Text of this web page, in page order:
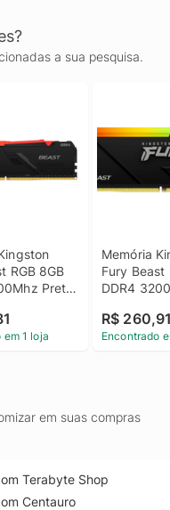
a sua pesquisa.
RGB 8GB
Preto
em 1 loja
Memória
Fury Beast
DDR4
R$
Encontrado
em suas compras
Terabyte Shop
Centauro